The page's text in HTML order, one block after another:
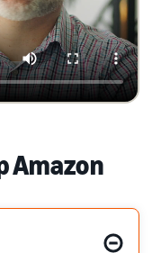
Amazon